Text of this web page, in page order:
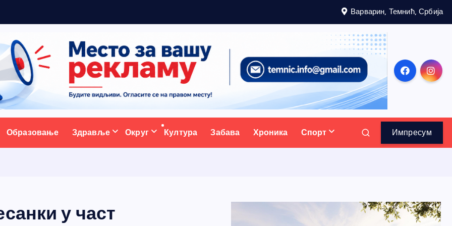
Варварин, Темнић, Србија
портал
Образовање Здравље Округ Култура Забава Хроника Спорт Импресум
у част